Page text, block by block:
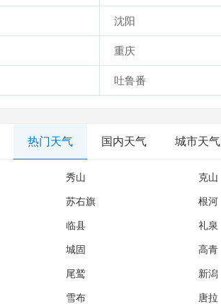
沈阳
重庆
吐鲁番
热门天气 国内天气 城市天气
秀山 克山
苏右旗 根河
临县 礼泉
城固 高青
尾鹫 新潟
雪布 唐拉